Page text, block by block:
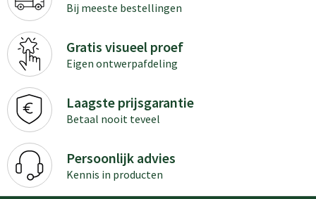
Bij meeste bestellingen
Gratis visueel proef
Eigen ontwerpafdeling
Laagste prijsgarantie
Betaal nooit teveel
Persoonlijk advies
Kennis in producten